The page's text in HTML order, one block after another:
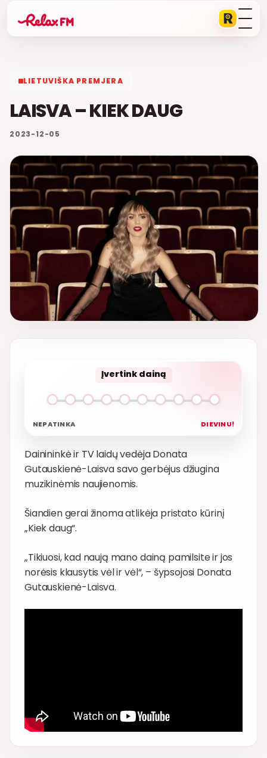
LIETUVIŠKA PREMJERA
LAISVA – KIEK DAUG
2023-12-05
Įvertink dainą
NEPATINKA DIEVINU!
Dainininkė ir TV laidų vedėja Donata
Gutauskienė-Laisva savo gerbėjus džiugina
muzikinėmis naujienomis.
Šiandien gerai žinoma atlikėja pristato kūrinį
„Kiek daug“.
„Tikiuosi, kad naują mano dainą pamilsite ir jos
norėsis klausytis vėl ir vėl“, – šypsojosi Donata
Gutauskienė-Laisva.